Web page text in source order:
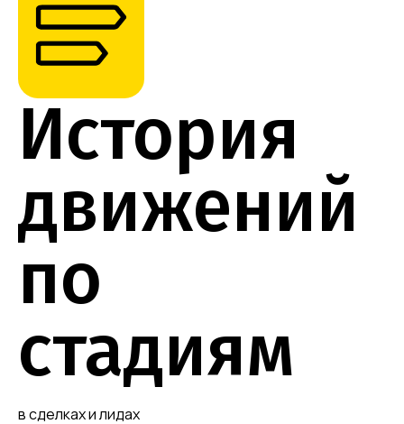
История
движений
по
стадиям
в сделках и лидах